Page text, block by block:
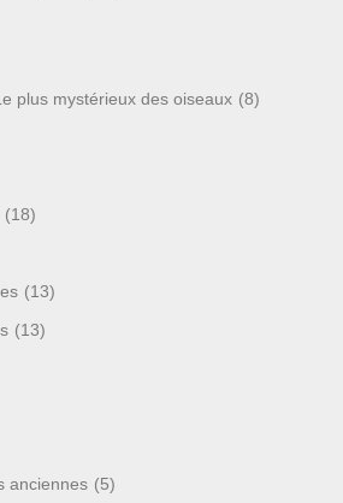
plus mystérieux des oiseaux (8)
(18)
(13)
(13)
anciennes (5)